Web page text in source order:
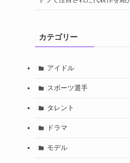
カテゴリー
アイドル
スポーツ選手
タレント
ドラマ
モデル